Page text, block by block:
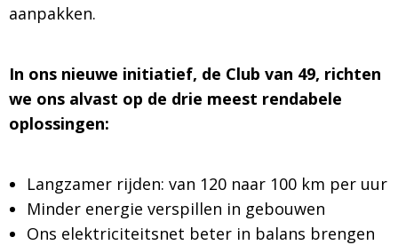
aanpakken.
In ons nieuwe initiatief, de Club van 49, richten
we ons alvast op de drie meest rendabele
oplossingen:
Langzamer rijden: van 120 naar 100 km per uur
Minder energie verspillen in gebouwen
Ons elektriciteitsnet beter in balans brengen